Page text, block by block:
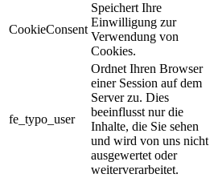
CookieConsent
Speichert Ihre
Einwilligung zur
Verwendung von
Cookies.
fe_typo_user
Ordnet Ihren Browser
einer Session auf dem
Server zu. Dies
beeinflusst nur die
Inhalte, die Sie sehen
und wird von uns nicht
ausgewertet oder
weiterverarbeitet.